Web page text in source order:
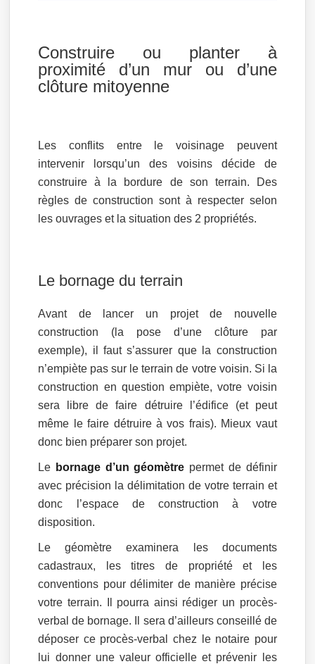
Construire ou planter à
proximité d’un mur ou d’une
clôture mitoyenne
Les conflits entre le voisinage peuvent
intervenir lorsqu’un des voisins décide de
construire à la bordure de son terrain. Des
règles de construction sont à respecter selon
les ouvrages et la situation des 2 propriétés.
Le bornage du terrain
Avant de lancer un projet de nouvelle
construction (la pose d’une clôture par
exemple), il faut s’assurer que la construction
n’empiète pas sur le terrain de votre voisin. Si la
construction en question empiète, votre voisin
sera libre de faire détruire l’édifice (et peut
même le faire détruire à vos frais). Mieux vaut
donc bien préparer son projet.
Le bornage d’un géomètre permet de définir
avec précision la délimitation de votre terrain et
donc l’espace de construction à votre
disposition.
Le géomètre examinera les documents
cadastraux, les titres de propriété et les
conventions pour délimiter de manière précise
votre terrain. Il pourra ainsi rédiger un procès-
verbal de bornage. Il sera d’ailleurs conseillé de
déposer ce procès-verbal chez le notaire pour
lui donner une valeur officielle et prévenir les